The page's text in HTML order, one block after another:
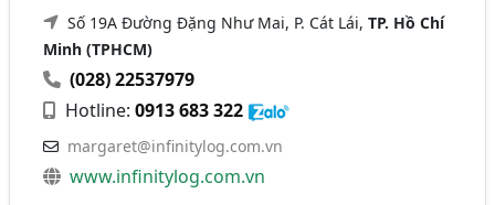
Số 19A Đường Đặng Như Mai, P. Cát Lái,TP. Hồ Chí
Minh (TPHCM)
(028) 22537979
Hotline:0913 683 322
margaret@infinitylog.com.vn
www.infinitylog.com.vn